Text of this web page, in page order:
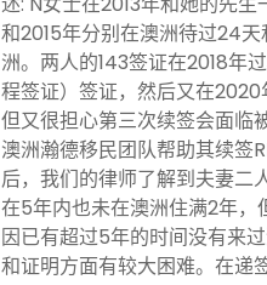
和2015年分别在澳洲待过24
洲。两人的143签证在2018年
程签证）签证，然后又在
但又很担心第三次续签会面临
澳洲瀚德移民团队帮助其续签
后，我们的律师了解到夫妻二
在5年内也未在澳洲住满2年，
因已有超过5年的时间没有来
和证明方面有较大困难。在递